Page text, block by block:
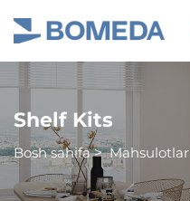
Shelf Kits
Bosh sahifa>Mahsulotlar